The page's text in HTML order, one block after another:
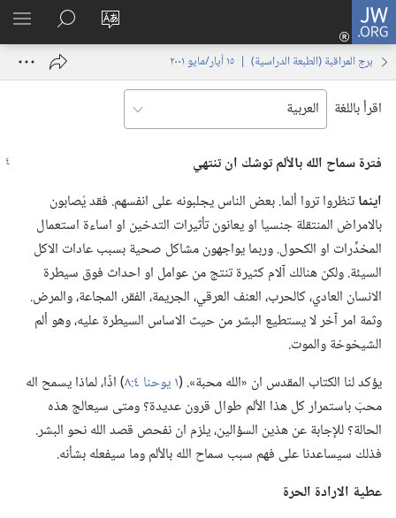
JW.ORG
تغيير
الموقع
تسجيل
الدخول
نافذة
البحث
في
JW.‎ORG
برج المراقبة (‏الطبعة الدراسية)‏ | ‏‎١٥‏ ‏‎أيار/مايو‏ ‎٢٠٠١
اقرأ باللغة
فترة سماح الله بالألم توشك ان تنتهي
اينماتنظروا تروا ألما.‏ بعض الناس يجلبونه على انفسهم.‏ فقد يُصابون
بالامراض المنتقلة جنسيا او يعانون تأثيرات التدخين او اساءة استعمال
المخدِّرات او الكحول.‏ وربما يواجهون مشاكل صحية بسبب عادات الاكل
السيئة.‏ ولكن هنالك آلام كثيرة تنتج من عوامل او احداث فوق سيطرة
الانسان العادي،‏ كالحرب،‏ العنف العرقي،‏ الجريمة،‏ الفقر،‏ المجاعة،‏ والمرض.‏
وثمة امر آخر لا يستطيع البشر من حيث الاساس السيطرة عليه،‏ وهو ألم
الشيخوخة والموت.‏
يؤكد لنا الكتاب المقدس ان «الله محبة».‏ (‏١ يوحنا ٤:‏٨
‏)‏ اذًا،‏ لماذا يسمح اله
محبّ باستمرار كل هذا الألم طوال قرون عديدة؟‏ ومتى سيعالج هذه
الحالة؟‏ للإجابة عن هذين السؤالين،‏ يلزم ان نفحص قصد الله نحو البشر.‏
فذلك سيساعدنا على فهم سبب سماح الله بالألم وما سيفعله بشأنه.‏
عطية الارادة الحرة